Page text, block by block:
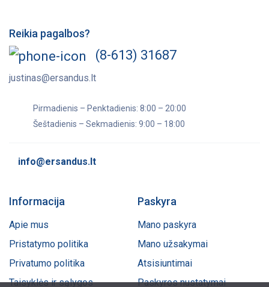
Reikia pagalbos?
(8-613) 31687
justinas@ersandus.lt
Pirmadienis – Penktadienis: 8:00 – 20:00
Šeštadienis – Sekmadienis: 9:00 – 18:00
info@ersandus.lt
Informacija
Apie mus
Pristatymo politika
Privatumo politika
Taisyklės ir sąlygos
Paskyra
Mano paskyra
Mano užsakymai
Atsisiuntimai
Paskyros nustatymai